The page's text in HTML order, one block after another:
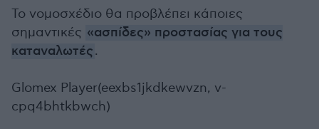
Το νομοσχέδιο θα προβλέπει κάποιες
σημαντικές «ασπίδες» προστασίας για τους
καταναλωτές.
Glomex Player(eexbs1jkdkewvzn, v-
cpq4bhtkbwch)